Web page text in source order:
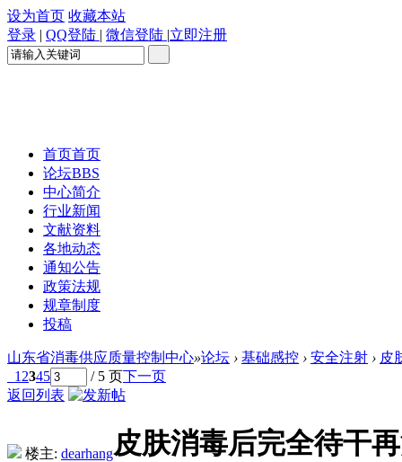
设为首页 收藏本站
登录 | QQ登陆 | 微信登陆 |立即注册
首页首页
论坛BBS
中心简介
行业新闻
文献资料
各地动态
通知公告
政策法规
规章制度
投稿
山东省消毒供应质量控制中心»论坛 › 基础感控 › 安全注射 › 皮
1 2345 / 5 页下一页
返回列表
楼主: dearhang皮肤消毒后完全待干